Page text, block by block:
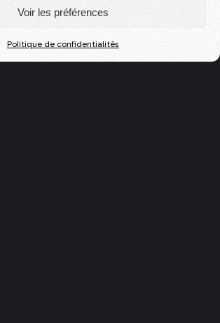
Voir les préférences
Politique de confidentialités